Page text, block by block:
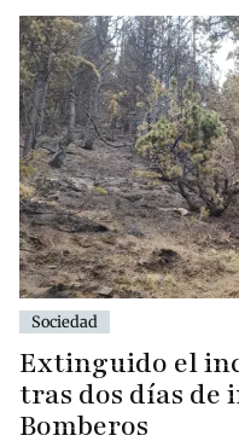
Sociedad
Extinguido el
tras dos días de
Bomberos